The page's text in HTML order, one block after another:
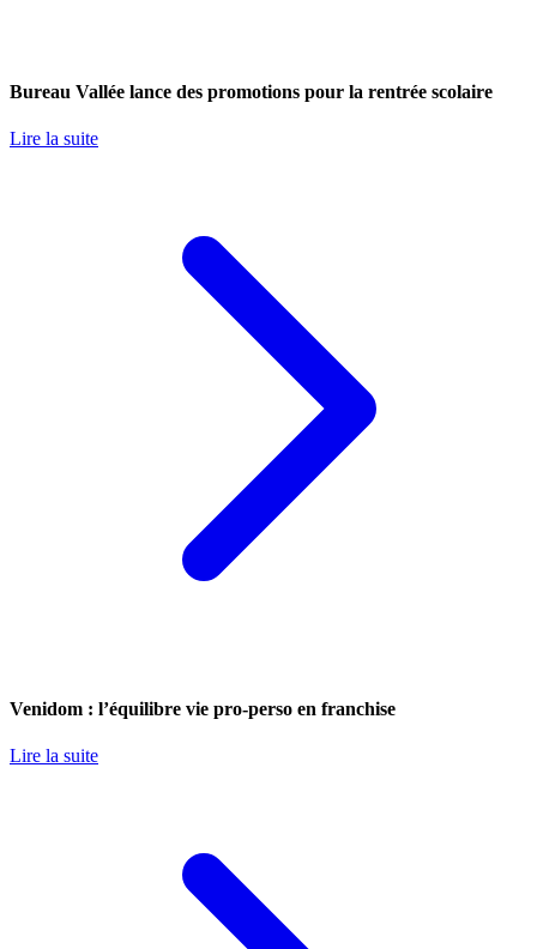
Bureau Vallée lance des promotions pour la rentrée scolaire
Lire la suite
Venidom : l’équilibre vie pro-perso en franchise
Lire la suite